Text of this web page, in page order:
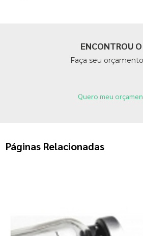
ENCONTROU
Faça seu
Quero meu
Páginas Relacionadas